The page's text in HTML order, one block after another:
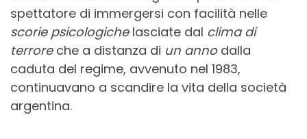
spettatore di immergersi con facilità nelle
scorie psicologiche lasciate dal clima di
terroreche a distanza di un annodalla
caduta del regime, avvenuto nel 1983,
continuavano a scandire la vita della società
argentina.